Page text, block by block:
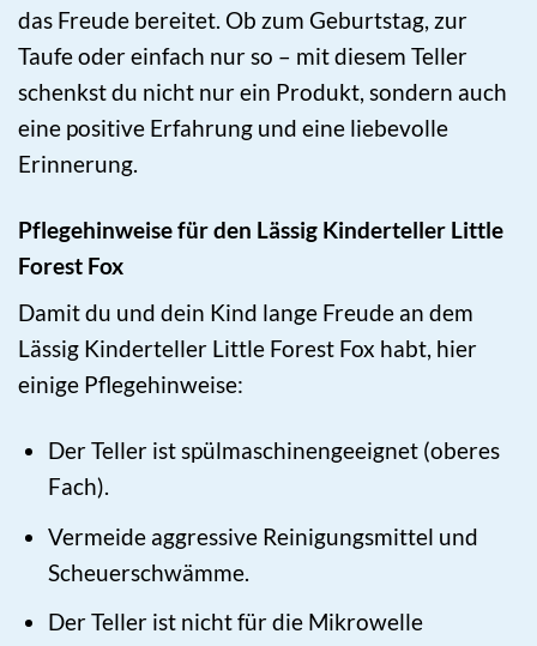
das Freude bereitet. Ob zum Geburtstag, zur
Taufe oder einfach nur so – mit diesem Teller
schenkst du nicht nur ein Produkt, sondern auch
eine positive Erfahrung und eine liebevolle
Erinnerung.
Pflegehinweise für den Lässig Kinderteller Little
Forest Fox
Damit du und dein Kind lange Freude an dem
Lässig Kinderteller Little Forest Fox habt, hier
einige Pflegehinweise:
Der Teller ist spülmaschinengeeignet (oberes
Fach).
Vermeide aggressive Reinigungsmittel und
Scheuerschwämme.
Der Teller ist nicht für die Mikrowelle